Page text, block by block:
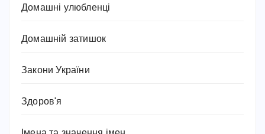
Домашні улюбленці
Домашній затишок
Закони України
Здоров'я